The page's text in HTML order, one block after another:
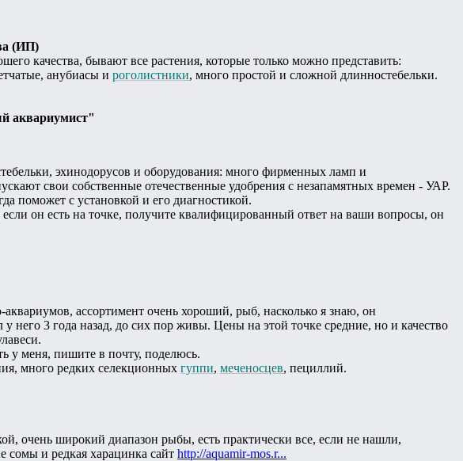
(ИП)
качества, бывают все растения, которые только можно представить:
анубиасы и роголистники, много простой и сложной длинностебельки.
аквариумист"
эхинодорусов и оборудования: много фирменных ламп и
свои собственные отечественные удобрения с незапамятных времен - УАР.
поможет с установкой и его диагностикой.
он есть на точке, получите квалифицированный ответ на ваши вопросы, он
аквариумов, ассортимент очень хороший, рыб, насколько я знаю, он
него 3 года назад, до сих пор живы. Цены на этой точке средние, но и качество
у меня, пишите в почту, поделюсь.
много редких селекционных гуппи, меченосцев, пециллий.
очень широкий диапазон рыбы, есть практически все, если не нашли,
сомы и редкая харацинка сайт http://aquamir-mos.r...